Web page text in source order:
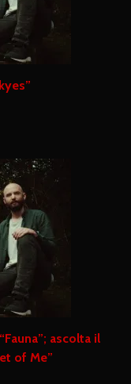
ascolta il
of Me”